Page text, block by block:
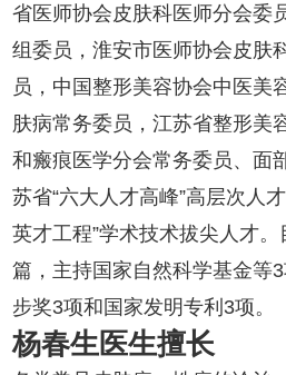
省医师协会皮肤科医师分会委
组委员，淮安市医师协会皮肤
员，中国整形美容协会中医美
肤病常务委员，江苏省整形美
和瘢痕医学分会常务委员、面
苏省“六大人才高峰”高层次人
英才工程”学术技术拔尖人才
篇，主持国家自然科学基金等
步奖3项和国家发明专利3项。
杨春生医生擅长